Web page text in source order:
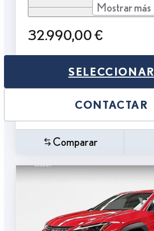
Mostrar más
32.990,00 €
SELECCIONAR
CONTACTAR
Comparar